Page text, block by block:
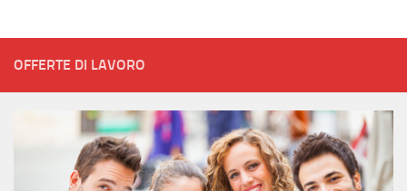
OFFERTE DI LAVORO